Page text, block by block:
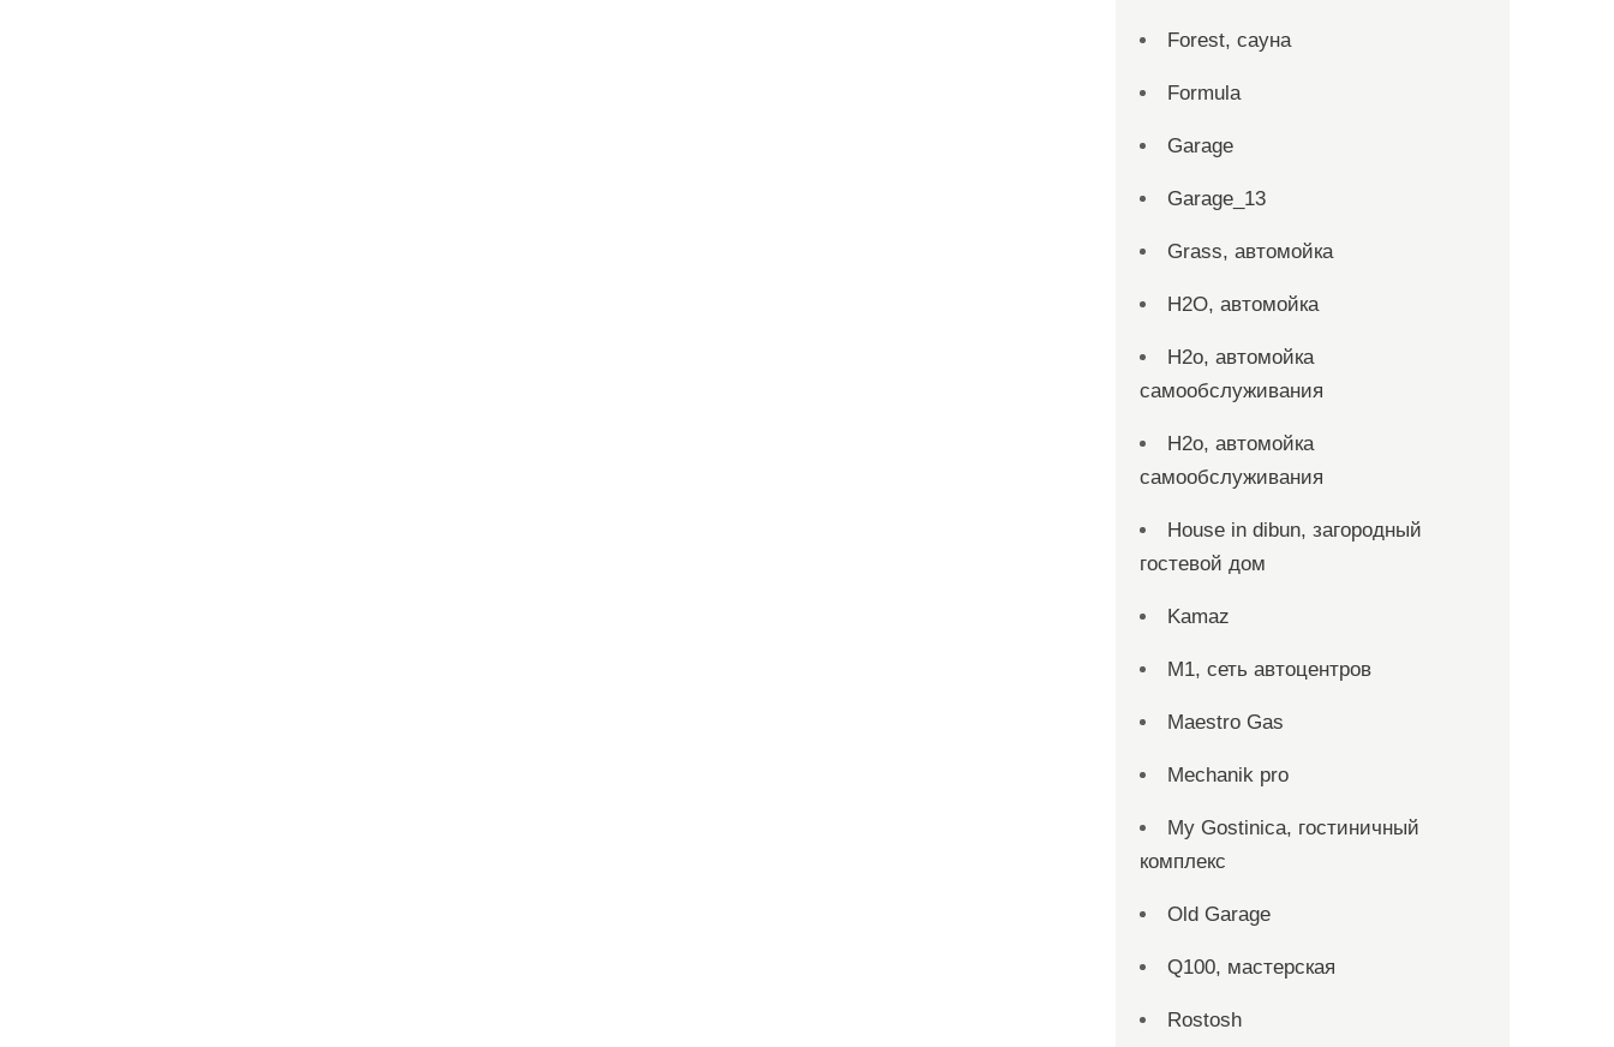
Forest, сауна
Formula
Garage
Garage_13
Grass, автомойка
H2O, автомойка
H2o, автомойка
самообслуживания
H2o, автомойка
самообслуживания
House in dibun, загородный
гостевой дом
Kamaz
M1, сеть автоцентров
Maestro Gas
Mechanik pro
My Gostinica, гостиничный
комплекс
Old Garage
Q100, мастерская
Rostosh